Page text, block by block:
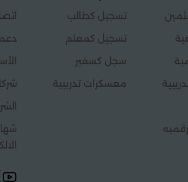
تسجيل كطالب
تسجيل كمعلم
سجل كسفير
معسكرات تدريبية